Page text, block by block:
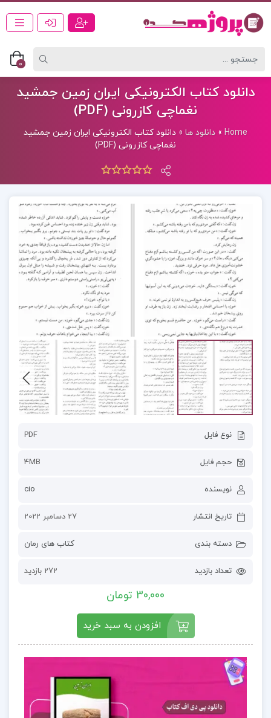
0
دانلود کتاب الکترونیکی ایران زمین جمشید
نغماچی کازرونی (PDF)
Home
» دانلود ها » دانلود کتاب الکترونیکی ایران زمین جمشید
نغماچی کازرونی (PDF)
نوع فایل PDF
حجم فایل 4MB
نویسنده cio
تاریخ انتشار 27 دسامبر 2022
دسته بندی کتاب های رمان
تعداد بازدید 272 بازدید
30,000 تومان
افزودن به سبد خرید